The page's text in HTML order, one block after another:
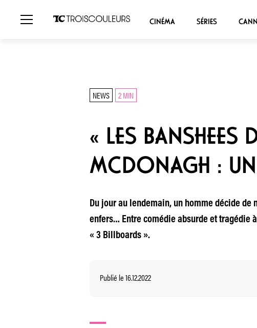
CINÉMA SÉRIES
NEWS 2 MIN
« LES BANSHEES
MCDONAGH :
Du jour au lendemain, un homme décide
enfers… Entre comédie absurde et tragédie
« 3 Billboards ».
Publié le 16.12.2022